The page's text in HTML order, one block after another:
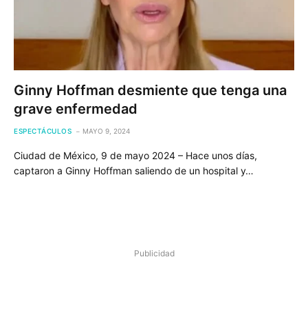
Ginny Hoffman desmiente que tenga una
grave enfermedad
ESPECTÁCULOS MAYO 9, 2024
Ciudad de México, 9 de mayo 2024 – Hace unos días,
captaron a Ginny Hoffman saliendo de un hospital y…
Publicidad